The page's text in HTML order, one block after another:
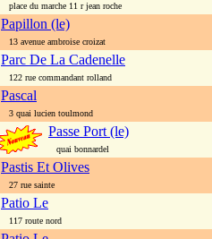
place du marche 11 r jean roche
Papillon (le)
13 avenue ambroise croizat
Parc De La Cadenelle
122 rue commandant rolland
Pascal
3 quai lucien toulmond
Passe Port (le)
quai bonnardel
Pastis Et Olives
27 rue sainte
Patio Le
117 route nord